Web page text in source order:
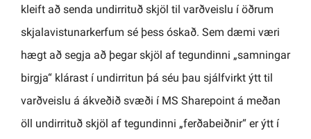
kleift að senda undirrituð skjöl til varðveislu í öðrum
skjalavistunarkerfum sé þess óskað. Sem dæmi væri
hægt að segja að þegar skjöl af tegundinni „samningar
birgja“ klárast í undirritun þá séu þau sjálfvirkt ýtt til
varðveislu á ákveðið svæði í MS Sharepoint á meðan
öll undirrituð skjöl af tegundinni „ferðabeiðnir“ er ýtt í